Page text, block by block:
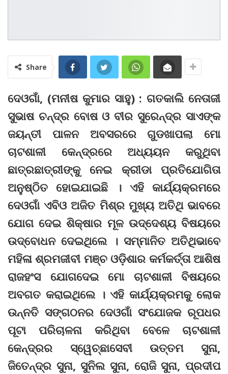
Share
ଦେଓଗାଁ, (ମନୀଷ କୁମାର ସାହୁ) : ଗତକାଲି ନେତାଜୀ
ସୁଭାଷ ଚନ୍ଦ୍ର ବୋଷ ଓ ବୀର ସୁରେନ୍ଦ୍ର ସାଏଙ୍କ
ଜୟନ୍ତୀ ପାଳନ ଅବସରରେ ଗୁଡଖାପଲା ମୋ
ଚାଟଶାଳୀ କେନ୍ଦ୍ରରେ ଅଧ୍ୟୟନ କରୁଥିବା
ଛାତ୍ରଛାତ୍ରୀଙ୍କୁ ନେଇ କ୍ରୀଡା ପ୍ରତିଯୋଗିତା
ଅନୁଷ୍ଠିତ ହୋଇଯାଇଛି । ଏହି କାର୍ଯ୍ୟକ୍ରମରେ
ଦେଓଗାଁ ଏବିଓ ଅଜିତ ମିଶ୍ର ମୁଖ୍ୟ ଅତିଥି ଭାବରେ
ଯୋଗ ଦେଇ ଶିକ୍ଷାର ମୂଳ ଉଦ୍ଦେଶ୍ୟ ବିଷୟରେ
ଉଦ୍‌ବୋଧନ ଦେଇଥିଲେ । ସମ୍ମାନିତ ଅତିଥିଭାବେ
ମହିଳା ଶ୍ରମଜୀବୀ ମଞ୍ଚ ଓଡ଼ିଶାର କର୍ମକର୍ତ୍ତା ଆଶିଷ
ରାଜହଂସ ଯୋଗଦେଇ ମୋ ଚାଟଶାଳୀ ବିଷୟରେ
ଅବଗତ କରାଇଥିଲେ । ଏହି କାର୍ଯ୍ୟକ୍ରମକୁ ଲୋକ
ଉନ୍ନତି ସଙ୍ଗଠନର ଦେଓଗାଁ ସଂଯୋଜକ ରୂପଧର
ପୂଟା ପରିଚାଳନା କରିଥିବା ବେଳେ ଚାଟଶାଳୀ
କେନ୍ଦ୍ରର ସ୍ୱେଚ୍ଛାସେବୀ ଉତ୍ତମ ସୁନା,
ଜିତେନ୍ଦ୍ର ସୁନା, ସୁନିଲ ସୁନା, ରୋଜି ସୁନା, ପ୍ରଦୀପ